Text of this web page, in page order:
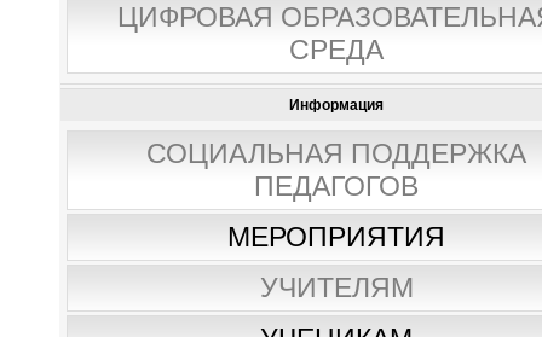
ЦИФРОВАЯ
СРЕДА
Информация
СОЦИАЛЬНАЯ ПОДДЕРЖКА
ПЕДАГОГОВ
МЕРОПРИЯТИЯ
УЧИТЕЛЯМ